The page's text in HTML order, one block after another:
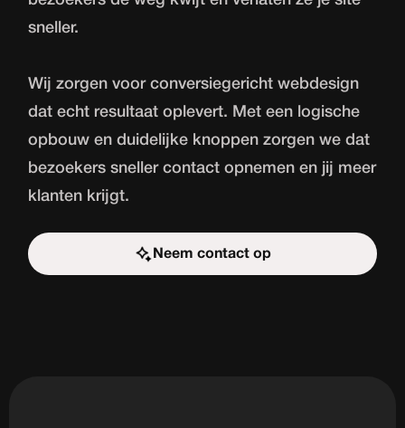
sneller.
Wij zorgen voor conversiegericht webdesign
dat echt resultaat oplevert. Met een logische
opbouw en duidelijke knoppen zorgen we dat
bezoekers sneller contact opnemen en jij meer
klanten krijgt.
Neem contact op
Start de uitdaging